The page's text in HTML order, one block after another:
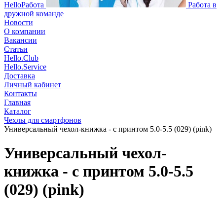
HelloРабота
Работа в
дружной команде
Новости
О компании
Вакансии
Статьи
Hello.Club
Hello.Service
Доставка
Личный кабинет
Контакты
Главная
Каталог
Чехлы для смартфонов
Универсальный чехол-книжка - с принтом 5.0-5.5 (029) (pink)
Универсальный чехол-
книжка - с принтом 5.0-5.5
(029) (pink)